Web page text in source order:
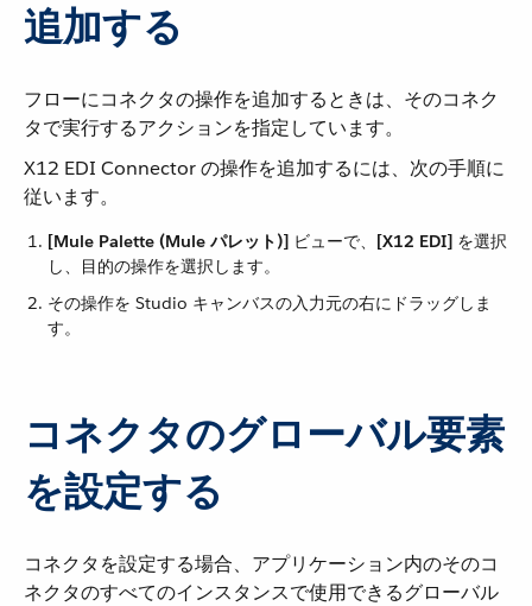
追加する
フローにコネクタの操作を追加するときは、そのコネク
タで実行するアクションを指定しています。
X12 EDI Connector の操作を追加するには、次の手順に
従います。
[Mule Palette (Mule パレット)] ​ ビューで、​ [X12 EDI] ​ を選択
し、目的の操作を選択します。
その操作を Studio キャンバスの入力元の右にドラッグしま
す。
コネクタのグローバル要素
を設定する
コネクタを設定する場合、アプリケーション内のそのコ
ネクタのすべてのインスタンスで使用できるグローバル